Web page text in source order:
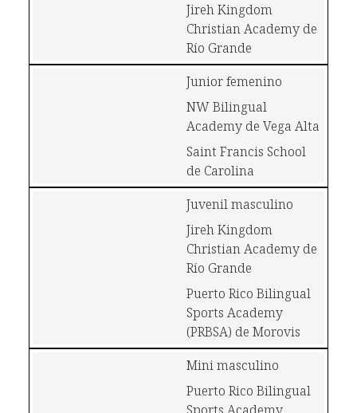
Jireh Kingdom
Christian Academy de
Río Grande
Junior femenino
NW Bilingual
Academy de Vega Alta
Saint Francis School
de Carolina
Juvenil masculino
Jireh Kingdom
Christian Academy de
Río Grande
Puerto Rico Bilingual
Sports Academy
(PRBSA) de Morovis
Mini masculino
Puerto Rico Bilingual